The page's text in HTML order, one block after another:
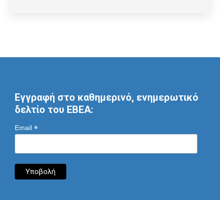
Εγγραφή στο καθημερινό, ενημερωτικό
δελτίο του ΕΒΕΑ:
Email *